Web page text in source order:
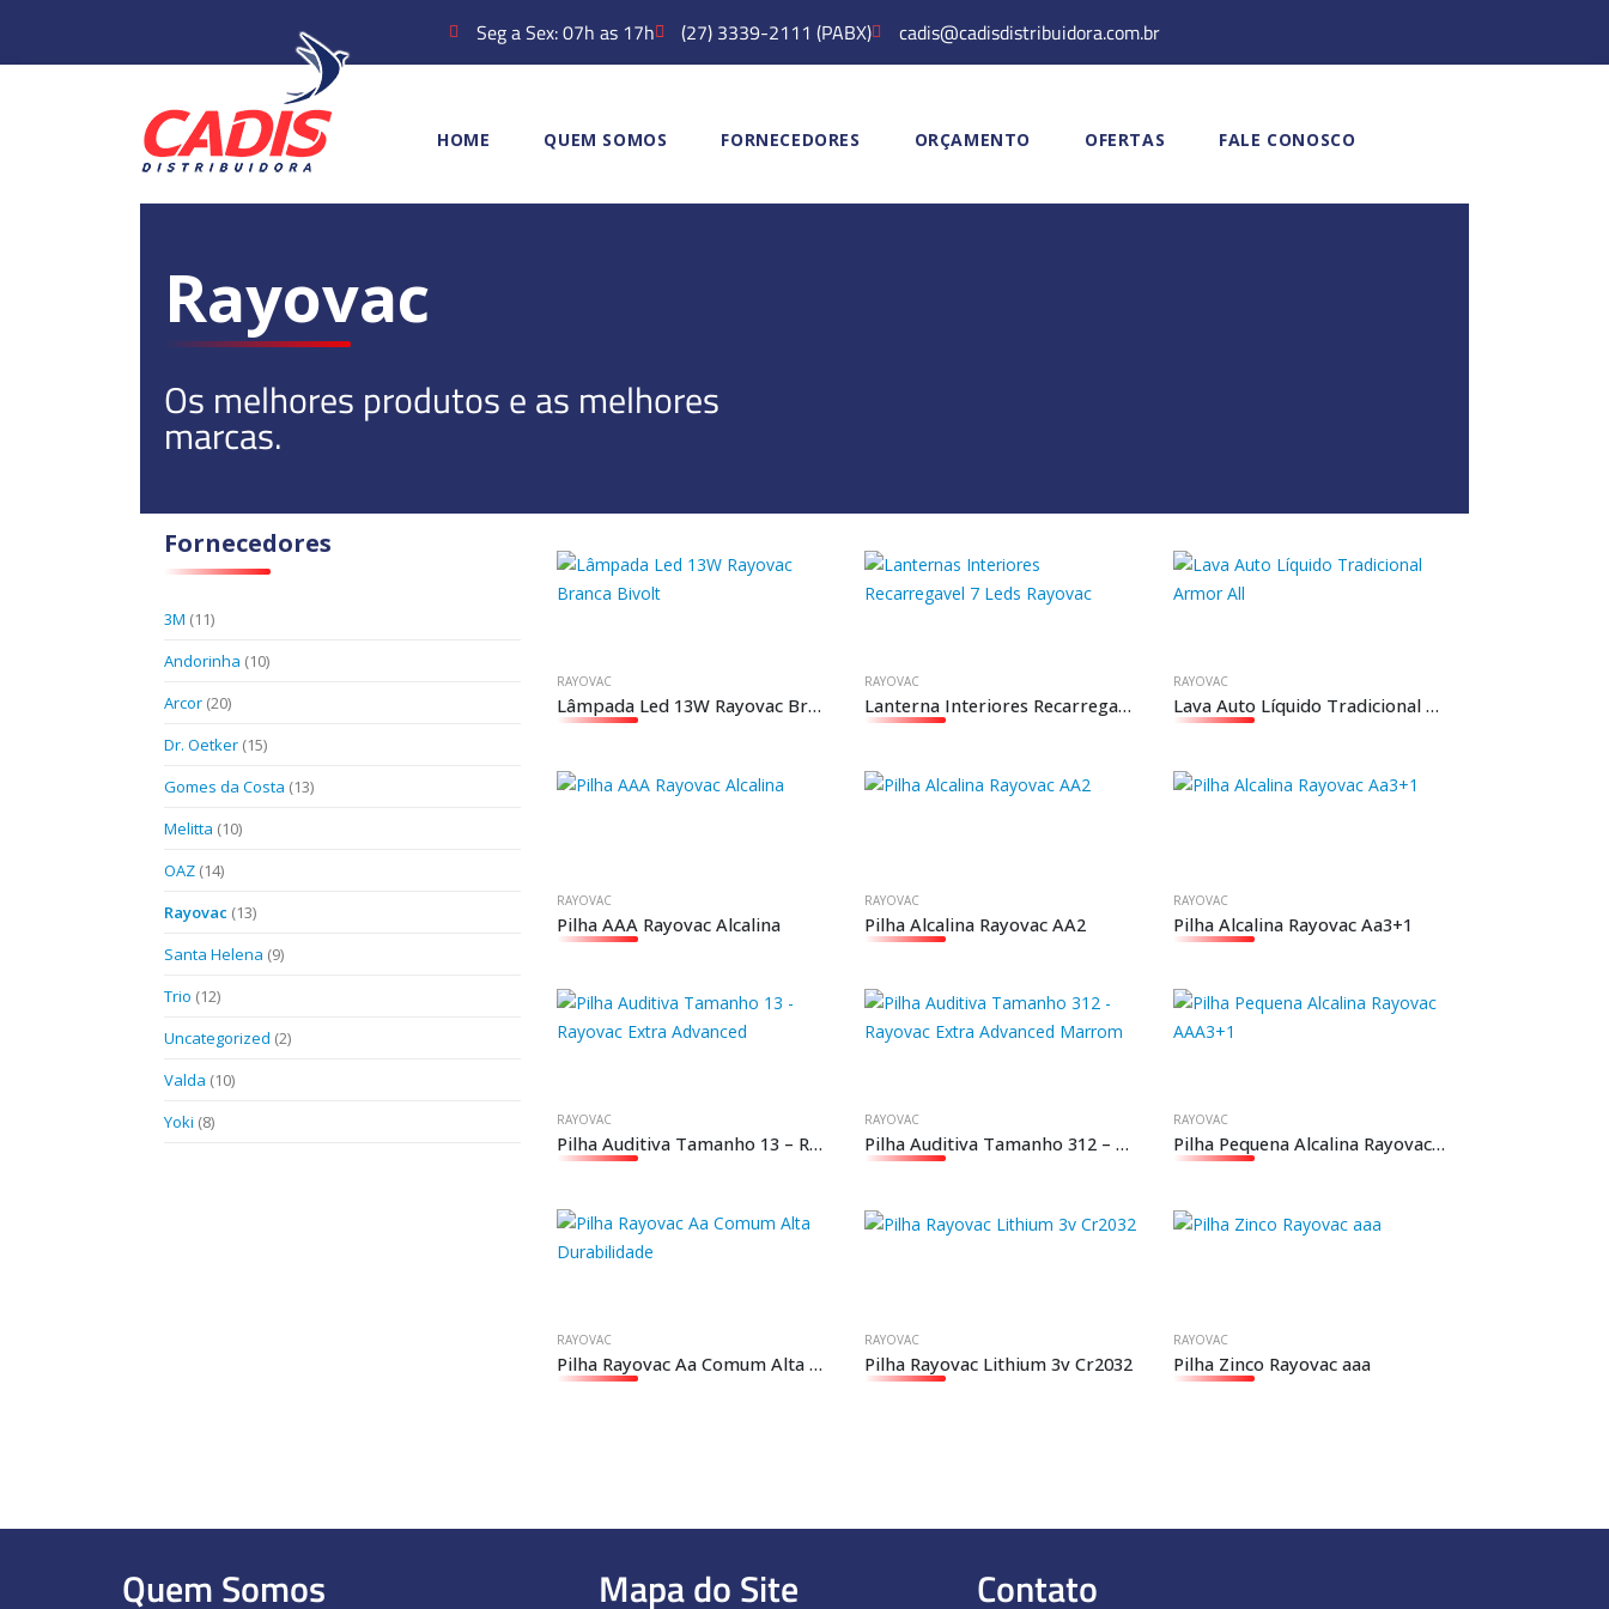
Seg a Sex: 07h as 17h (27) 3339-2111 (PABX) cadis@cadisdistribuidora.com.br
HOME QUEM SOMOS FORNECEDORES ORÇAMENTO OFERTAS FALE CONOSCO
Rayovac
Os melhores produtos e as melhores
marcas.
Fornecedores
3M (11)
Andorinha (10)
Arcor (20)
Dr. Oetker (15)
Gomes da Costa (13)
Melitta (10)
OAZ (14)
Rayovac (13)
Santa Helena (9)
Trio (12)
Uncategorized (2)
Valda (10)
Yoki (8)
RAYOVAC
Lâmpada Led 13W Rayovac Branca Bivolt
RAYOVAC
Lanterna Interiores Recarregavel 7 Leds Rayovac
RAYOVAC
Lava Auto Líquido Tradicional Armor All
RAYOVAC
Pilha AAA Rayovac Alcalina
RAYOVAC
Pilha Alcalina Rayovac AA2
RAYOVAC
Pilha Alcalina Rayovac Aa3+1
RAYOVAC
Pilha Auditiva Tamanho 13 – Rayovac Extra Advanced
RAYOVAC
Pilha Auditiva Tamanho 312 – Rayovac Extra Advanced Marrom
RAYOVAC
Pilha Pequena Alcalina Rayovac AAA3+1
RAYOVAC
Pilha Rayovac Aa Comum Alta Durabilidade
RAYOVAC
Pilha Rayovac Lithium 3v Cr2032
RAYOVAC
Pilha Zinco Rayovac aaa
Quem Somos Mapa do Site Contato